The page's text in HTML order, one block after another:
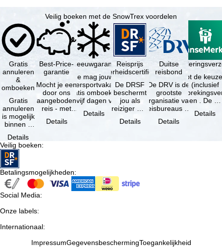
Veilig boeken met de SnowTrex voordelen
Gratis
annuleren
&
omboeken
Gratis
annuleren
is mogelijk
binnen 5
de
boeking,
als jouw
vakantie …
Details
Best-Price-
garantie
Mocht je een
door ons
aangeboden
reis - met
beschikbaarheid
Details
Sneeuwgarantie
Je mag jouw
wintersportvakantie
gratis omboeken
als vijf dagen voor
Details
Reisprijs
zekerheidscertificaat
De DRSF
beschermt
jou als
reiziger met
pakketreis
Details
Duitse
reisbond
De DRV is de
grootste
organisatie van
reisbureaus en
in Duitsland. …
Details
Je hebt de
(inclusief
en . De …
Details
Veilig boeken:
Betalingsmogelijkheden:
Social Media:
Onze labels:
Internationaal:
ImpressumGegevensbeschermingToegankelijkheid